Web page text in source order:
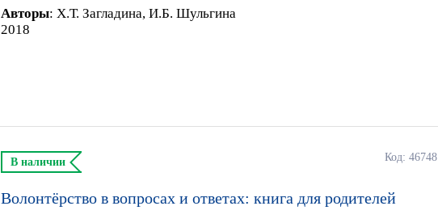
Авторы: Х.Т. Загладина, И.Б. Шульгина
2018
Код: 46748
В наличии
Волонтёрство в вопросах и ответах: книга для родителей